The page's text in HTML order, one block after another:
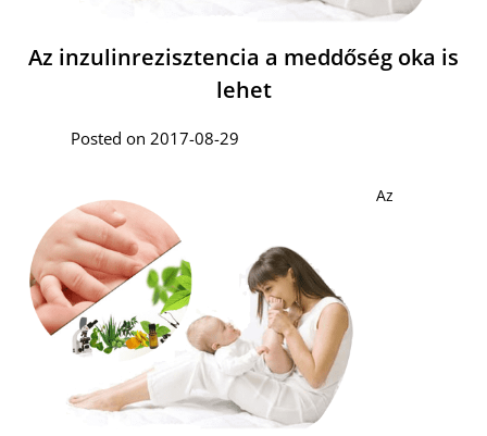
Az inzulinrezisztencia a meddőség oka is
lehet
Posted on 2017-08-29
Az